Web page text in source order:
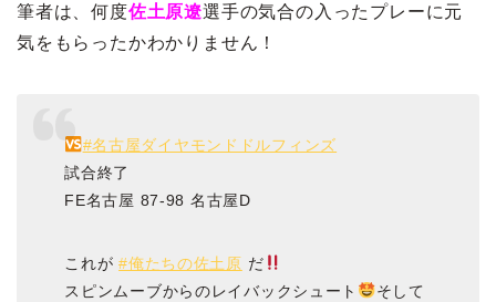
筆者は、何度佐土原遼選手の気合の入ったプレーに元
気をもらったかわかりません！
#名古屋ダイヤモンドドルフィンズ
試合終了
FE名古屋 87-98 名古屋D
これが#俺たちの佐土原 だ
スピンムーブからのレイバックシュート
そして